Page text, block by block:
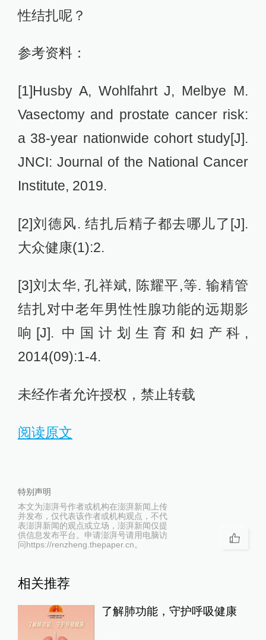
性结扎呢？
参考资料：
[1]Husby A, Wohlfahrt J, Melbye M.
Vasectomy and prostate cancer risk:
a 38-year nationwide cohort study[J].
JNCI: Journal of the National Cancer
Institute, 2019.
[2]刘德风. 结扎后精子都去哪儿了[J].
大众健康(1):2.
[3]刘太华, 孔祥斌, 陈耀平,等. 输精管
结扎对中老年男性性腺功能的远期影
响[J]. 中国计划生育和妇产科,
2014(09):1-4.
未经作者允许授权，禁止转载
阅读原文
特别声明
本文为澎湃号作者或机构在澎湃新闻上传
并发布，仅代表该作者或机构观点，不代
表澎湃新闻的观点或立场，澎湃新闻仅提
供信息发布平台。申请澎湃号请用电脑访
问https://renzheng.thepaper.cn。
相关推荐
了解肺功能，守护呼吸健康